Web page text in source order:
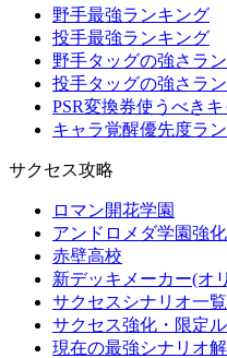
野手最強ランキング
投手最強ランキング
野手タッグの強さラ
投手タッグの強さラ
PSR変換券使うべき
キャラ覚醒優先度ラ
サクセス攻略
ロマン開花学園
アンドロメダ学園強化
赤壁高校
新デッキメーカー(オ
サクセスシナリオ一覧
サクセス強化・限定
現在の最強シナリオ